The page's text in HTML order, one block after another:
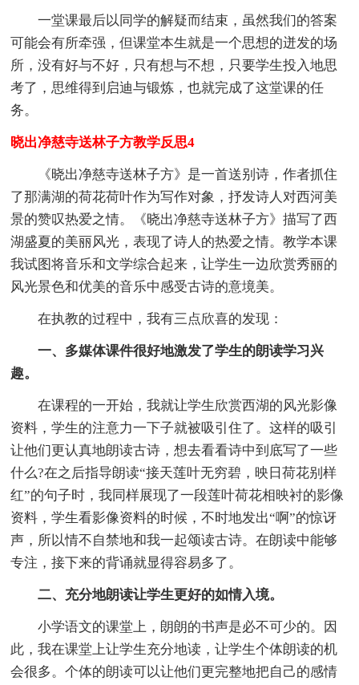
一堂课最后以同学的解疑而结束，虽然我们的答案
可能会有所牵强，但课堂本生就是一个思想的迸发的场
所，没有好与不好，只有想与不想，只要学生投入地思
考了，思维得到启迪与锻炼，也就完成了这堂课的任
务。
晓出净慈寺送林子方教学反思4
《晓出净慈寺送林子方》是一首送别诗，作者抓住
了那满湖的荷花荷叶作为写作对象，抒发诗人对西河美
景的赞叹热爱之情。《晓出净慈寺送林子方》描写了西
湖盛夏的美丽风光，表现了诗人的热爱之情。教学本课
我试图将音乐和文学综合起来，让学生一边欣赏秀丽的
风光景色和优美的音乐中感受古诗的意境美。
在执教的过程中，我有三点欣喜的发现：
一、多媒体课件很好地激发了学生的朗读学习兴
趣。
在课程的一开始，我就让学生欣赏西湖的风光影像
资料，学生的注意力一下子就被吸引住了。这样的吸引
让他们更认真地朗读古诗，想去看看诗中到底写了一些
什么?在之后指导朗读“接天莲叶无穷碧，映日荷花别样
红”的句子时，我同样展现了一段莲叶荷花相映衬的影像
资料，学生看影像资料的时候，不时地发出“啊”的惊讶
声，所以情不自禁地和我一起颂读古诗。在朗读中能够
专注，接下来的背诵就显得容易多了。
二、充分地朗读让学生更好的如情入境。
小学语文的课堂上，朗朗的书声是必不可少的。因
此，我在课堂上让学生充分地读，让学生个体朗读的机
会很多。个体的朗读可以让他们更完整地把自己的感情